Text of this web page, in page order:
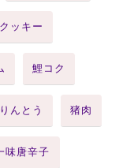
ッキー
鯉コク
んとう 猪肉
味唐辛子